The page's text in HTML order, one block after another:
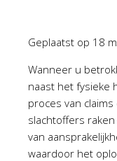
Geplaatst op 18
Wanneer u
naast het fysieke
proces van
slachtoffers
van
waardoor het